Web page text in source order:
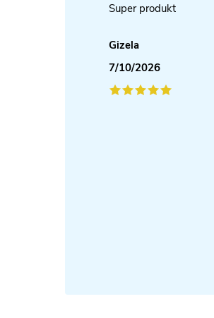
Super produkt
Gizela
7/10/2026